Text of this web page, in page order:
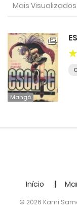
Mais Visualizados
Mangá
Início
© 2026 Kami